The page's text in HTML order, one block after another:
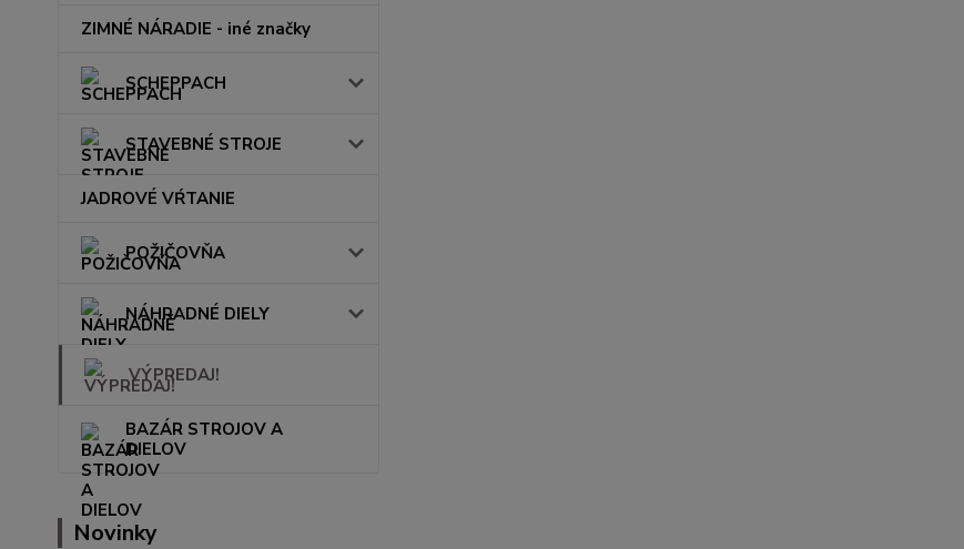
ZIMNÉ NÁRADIE - iné značky
SCHEPPACH
STAVEBNÉ STROJE
JADROVÉ VŔTANIE
POŽIČOVŇA
NÁHRADNÉ DIELY
VÝPREDAJ!
BAZÁR STROJOV A
DIELOV
Novinky